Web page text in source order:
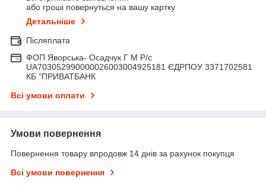
або гроші повернуться на вашу картку
Детальніше
Післяплата
ФОП Яворська- Осадчук Г М Р/c
UA703052990000026003004925181 ЄДРПОУ 3371702581
КБ "ПРИВАТБАНК
Всі умови оплати
Умови повернення
Повернення товару впродовж 14 днів за рахунок покупця
Всі умови повернення